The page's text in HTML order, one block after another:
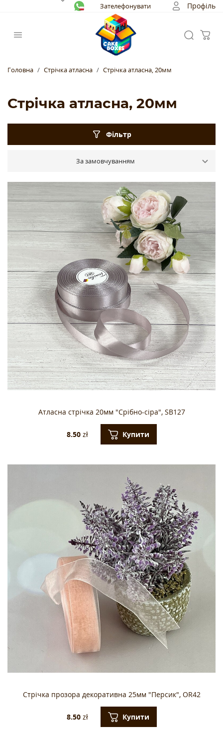
Зателефонувати Профіль
Головна Стрічка атласна Стрічка атласна, 20мм
Стрічка атласна, 20мм
Фільтр
За замовчуванням
Атласна стрічка 20мм "Срібно-сіра", SB127
8.50zł Купити
Стрічка прозора декоративна 25мм "Персик", OR42
8.50zł Купити